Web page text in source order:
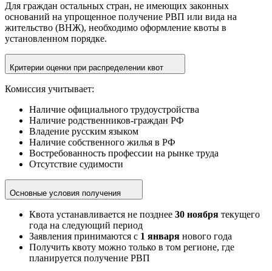
Для граждан остальных стран, не имеющих законных
оснований на упрощенное получение РВП или вида на
жительство (ВНЖ), необходимо оформление квоты в
установленном порядке.
Критерии оценки при распределении квот
Комиссия учитывает:
Наличие официального трудоустройства
Наличие родственников-граждан РФ
Владение русским языком
Наличие собственного жилья в РФ
Востребованность профессии на рынке труда
Отсутствие судимости
Основные условия получения
Квота устанавливается не позднее 30 ноября текущего
года на следующий период
Заявления принимаются с 1 января нового года
Получить квоту можно только в том регионе, где
планируется получение РВП